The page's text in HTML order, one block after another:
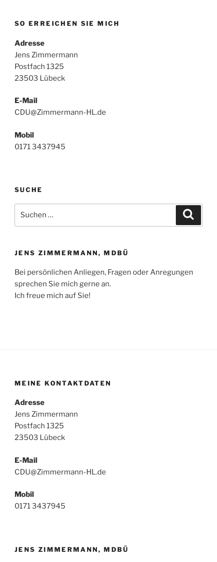
SO ERREICHEN SIE MICH
Adresse
Jens Zimmermann
Postfach 1325
23503 Lübeck
E-Mail
CDU@Zimmermann-HL.de
Mobil
0171 3437945
SUCHE
nach:
JENS ZIMMERMANN, MDBÜ
Bei persönlichen Anliegen, Fragen oder Anregungen
sprechen Sie mich gerne an.
Ich freue mich auf Sie!
MEINE KONTAKTDATEN
Adresse
Jens Zimmermann
Postfach 1325
23503 Lübeck
E-Mail
CDU@Zimmermann-HL.de
Mobil
0171 3437945
JENS ZIMMERMANN, MDBÜ